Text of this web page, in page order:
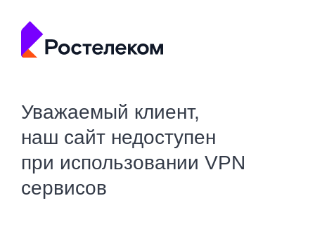
Уважаемый клиент,
наш сайт недоступен
при использовании VPN
сервисов